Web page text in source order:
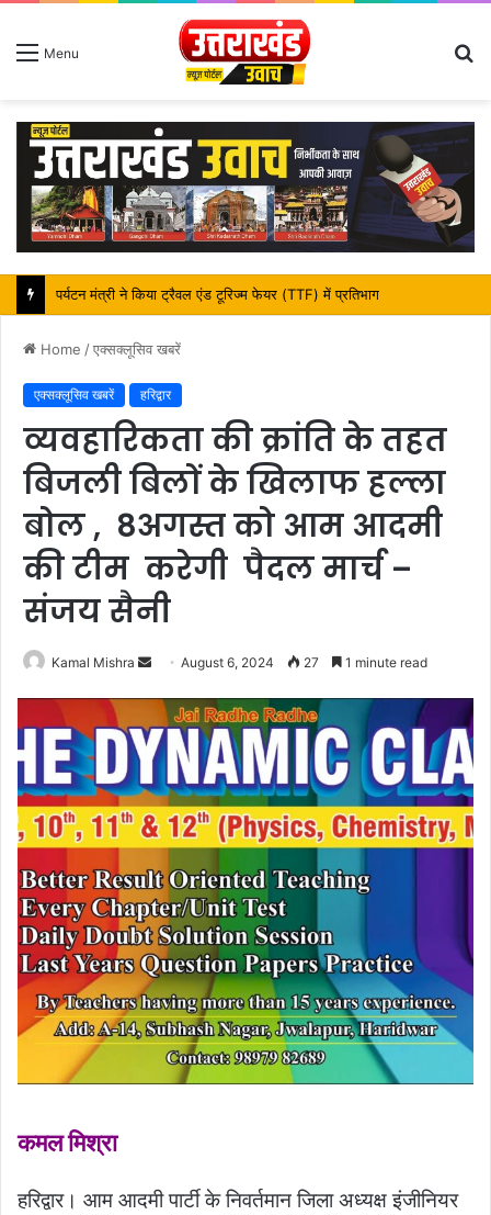
Menu
पर्यटन मंत्री ने किया ट्रैवल एंड टूरिज्म फेयर (TTF) में प्रतिभाग
Home /एक्सक्लूसिव खबरें
एक्सक्लूसिव खबरें हरिद्वार
व्यवहारिकता की क्रांति के तहत
बिजली बिलों के खिलाफ हल्ला
बोल , 8अगस्त को आम आदमी
की टीम करेगी पैदल मार्च –
संजय सैनी
Kamal Mishra
Send
email
August 6, 2024 27 1 minute read
कमल मिश्रा
हरिद्वार। आम आदमी पार्टी के निवर्तमान जिला अध्यक्ष इंजीनियर